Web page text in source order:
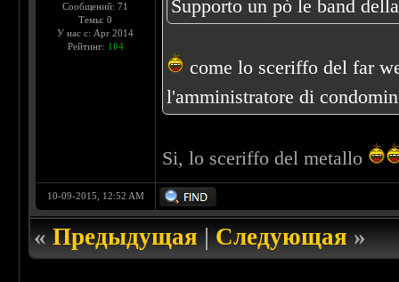
Сообщений: 71
Темы: 0
У нас с: Apr 2014
Рейтинг: 104
Supporto un pò le band
come lo sceriffo del far
l'amministratore di
Si, lo sceriffo del metallo
10-09-2015, 12:52 AM
«Предыдущая|Следующая»